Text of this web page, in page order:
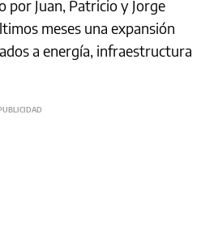
por Juan, Patricio y Jorge
meses una expansión
a energía, infraestructura